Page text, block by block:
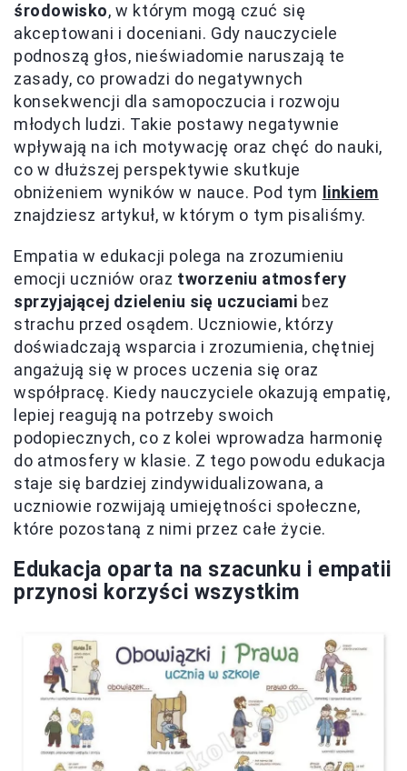
środowisko, w którym mogą czuć się
akceptowani i doceniani. Gdy nauczyciele
podnoszą głos, nieświadomie naruszają te
zasady, co prowadzi do negatywnych
konsekwencji dla samopoczucia i rozwoju
młodych ludzi. Takie postawy negatywnie
wpływają na ich motywację oraz chęć do nauki,
co w dłuższej perspektywie skutkuje
obniżeniem wyników w nauce. Pod tym
linkiem
znajdziesz artykuł, w którym o tym pisaliśmy.
Empatia w edukacji polega na zrozumieniu
emocji uczniów oraz tworzeniu atmosfery
sprzyjającej dzieleniu się uczuciami bez
strachu przed osądem. Uczniowie, którzy
doświadczają wsparcia i zrozumienia, chętniej
angażują się w proces uczenia się oraz
współpracę. Kiedy nauczyciele okazują empatię,
lepiej reagują na potrzeby swoich
podopiecznych, co z kolei wprowadza harmonię
do atmosfery w klasie. Z tego powodu edukacja
staje się bardziej zindywidualizowana, a
uczniowie rozwijają umiejętności społeczne,
które pozostaną z nimi przez całe życie.
Edukacja oparta na szacunku i empatii
przynosi korzyści wszystkim